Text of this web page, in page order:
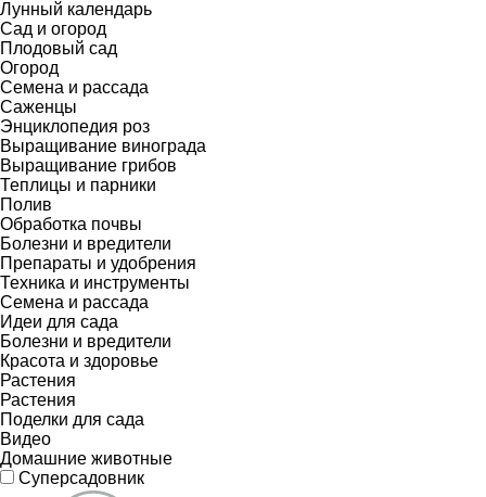
Лунный календарь
Сад и огород
Плодовый сад
Огород
Семена и рассада
Саженцы
Энциклопедия роз
Выращивание винограда
Выращивание грибов
Теплицы и парники
Полив
Обработка почвы
Болезни и вредители
Препараты и удобрения
Техника и инструменты
Семена и рассада
Идеи для сада
Болезни и вредители
Красота и здоровье
Растения
Растения
Поделки для сада
Видео
Домашние животные
Суперсадовник